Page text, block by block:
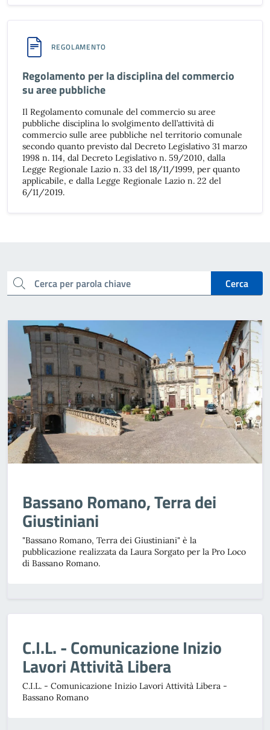
REGOLAMENTO
Regolamento per la disciplina del commercio
su aree pubbliche
Il Regolamento comunale del commercio su aree
pubbliche disciplina lo svolgimento dell’attività di
commercio sulle aree pubbliche nel territorio comunale
secondo quanto previsto dal Decreto Legislativo 31 marzo
1998 n. 114, dal Decreto Legislativo n. 59/2010, dalla
Legge Regionale Lazio n. 33 del 18/11/1999, per quanto
applicabile, e dalla Legge Regionale Lazio n. 22 del
6/11/2019.
cerca Cerca
Bassano Romano, Terra dei
Giustiniani
"Bassano Romano, Terra dei Giustiniani" è la
pubblicazione realizzata da Laura Sorgato per la Pro Loco
di Bassano Romano.
C.I.L. - Comunicazione Inizio
Lavori Attività Libera
C.I.L. - Comunicazione Inizio Lavori Attività Libera -
Bassano Romano